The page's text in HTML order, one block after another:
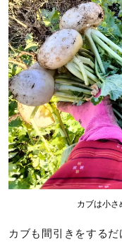
カブは小
カブも間引きをする